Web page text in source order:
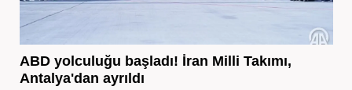
ABD yolculuğu başladı! İran Milli Takımı,
Antalya'dan ayrıldı